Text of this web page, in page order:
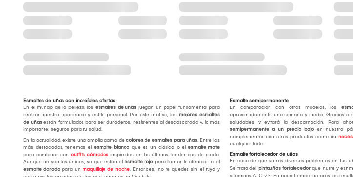
Esmaltes de uñas con increíbles ofertas
En el mundo de la belleza, los esmaltes de uñas juegan un papel fundamental para
realzar nuestra apariencia y estilo personal. Por este motivo, los mejores esmaltes
de uñas están formulados para ser duraderos, resistentes al descascarado y, lo más
importante, seguros para tu salud.
En la actualidad, existe una amplia gama de colores de esmaltes para uñas. Entre los
más destacados, tenemos el esmalte blanco que es un clásico o el esmalte mate
para combinar con outfits cómodos inspirados en las últimas tendencias de moda.
Aunque no son los únicos, ya que están el esmalte rojo para llamar la atención o el
esmalte dorado para un maquillaje de noche. Entonces, no te quedes sin el tuyo y
Esmalte semipermanente
En comparación con otros modelos, los
aproximadamente una semana y media. Gracias a
saludables y evitará la descarnación. Para
semipermanente a un precio bajoen nuestra
complementar con otros productos como un
cualquier lado.
Esmalte fortalecedor de uñas
En caso de que sufras diversos problemas en tus
Se trata del pintauñas fortalecedorque nutre y
vitaminas A, C y E. En poco tiempo, notarás los